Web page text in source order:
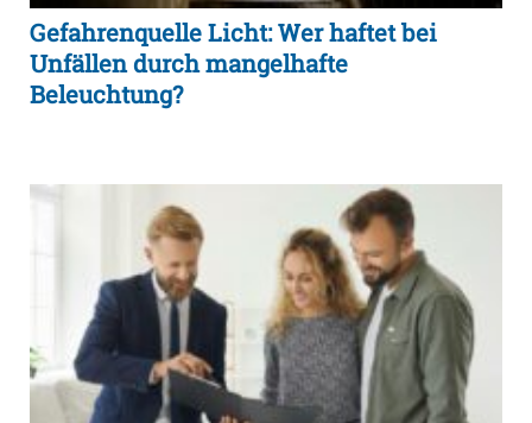
Gefahrenquelle Licht: Wer haftet bei
Unfällen durch mangelhafte
Beleuchtung?